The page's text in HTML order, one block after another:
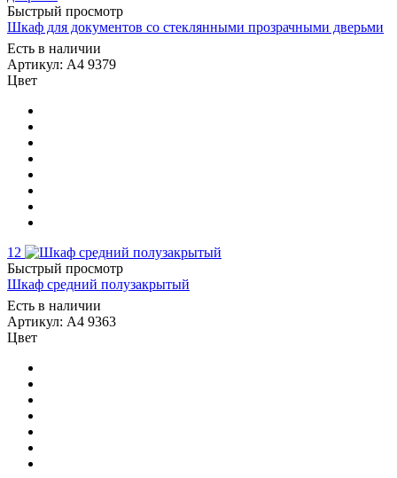
Быстрый просмотр
Шкаф для документов со стеклянными прозрачными дверьми
Есть в наличии
Артикул: А4 9379
Цвет
12
Быстрый просмотр
Шкаф средний полузакрытый
Есть в наличии
Артикул: А4 9363
Цвет